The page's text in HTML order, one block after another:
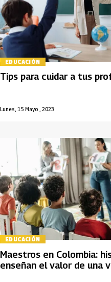
EDUCACIÓN
Lunes, 15 Mayo , 2023
Tips para cuidar a tus
EDUCACIÓN
Maestros en Colombia:
enseñan el valor de una